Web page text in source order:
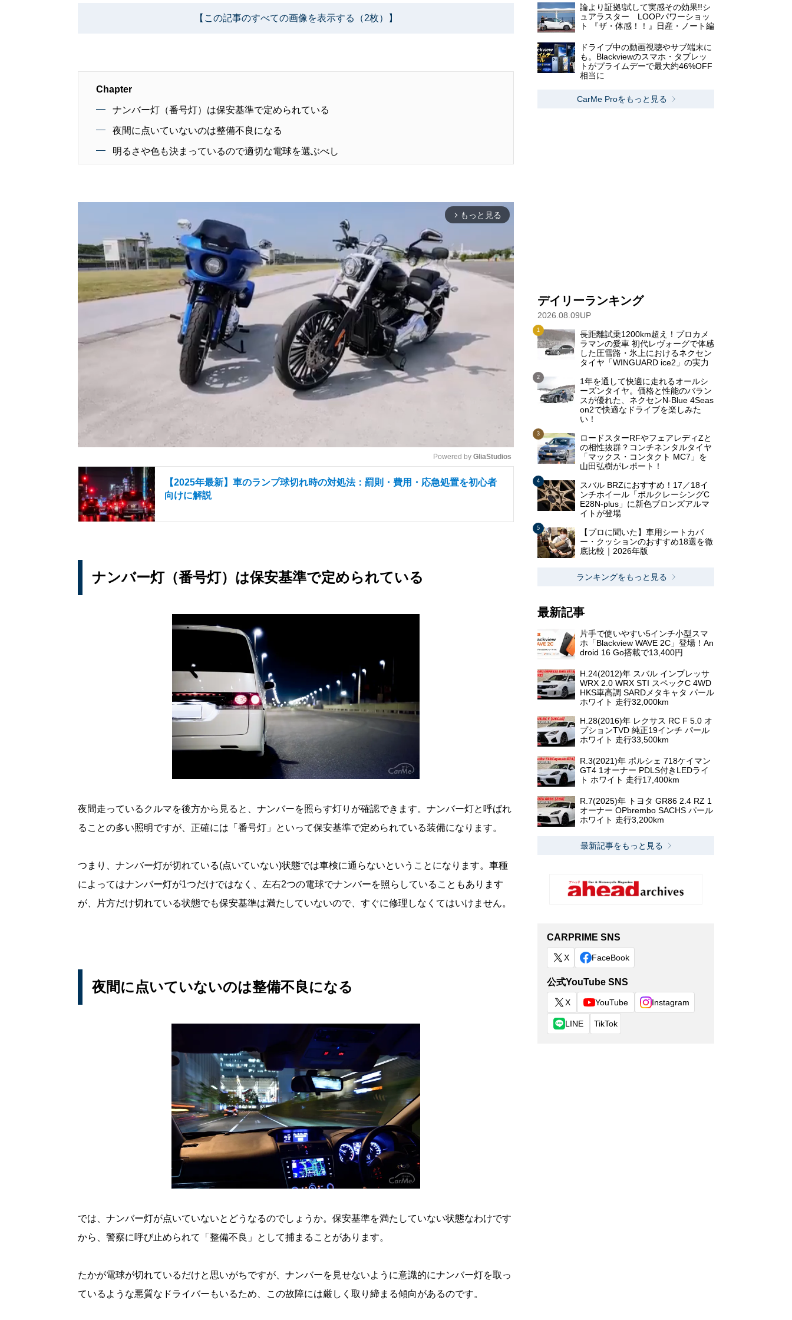
【この記事のすべての画像を表示する（2枚）】
Chapter
ナンバー灯（番号灯）は保安基準で定められている
夜間に点いていないのは整備不良になる
明るさや色も決まっているので適切な電球を選ぶべし
arrow_forward_ios もっと見る
t
Powered by GliaStudios
【2025年最新】車のランプ球切れ時の対処法：罰則・費用・応急処置を初心者
向けに解説
ナンバー灯（番号灯）は保安基準で定められている
夜間走っているクルマを後方から見ると、ナンバーを照らす灯りが確認できます。ナンバー灯と呼ばれ
ることの多い照明ですが、正確には「番号灯」といって保安基準で定められている装備になります。
つまり、ナンバー灯が切れている(点いていない)状態では車検に通らないということになります。車種
によってはナンバー灯が1つだけではなく、左右2つの電球でナンバーを照らしていることもあります
が、片方だけ切れている状態でも保安基準は満たしていないので、すぐに修理しなくてはいけません。
夜間に点いていないのは整備不良になる
では、ナンバー灯が点いていないとどうなるのでしょうか。保安基準を満たしていない状態なわけです
から、警察に呼び止められて「整備不良」として捕まることがあります。
たかが電球が切れているだけと思いがちですが、ナンバーを見せないように意識的にナンバー灯を取っ
ているような悪質なドライバーもいるため、この故障には厳しく取り締まる傾向があるのです。
論より証拠!試して実感その効果!!シ
ュアラスター LOOPパワーショッ
ト 『ザ・体感！！』日産・ノート編
ドライブ中の動画視聴やサブ端末に
も。Blackviewのスマホ・タブレッ
トがプライムデーで最大約46%OFF
相当に
CarMe Proをもっと見る
デイリーランキング
2026.08.09UP
長距離試乗1200km超え！プロカメ
ラマンの愛車 初代レヴォーグで体感
した圧雪路・氷上におけるネクセン
タイヤ「WINGUARD ice2」の実力
1年を通して快適に走れるオールシ
ーズンタイヤ。価格と性能のバラン
スが優れた、ネクセンN-Blue 4Seas
on2で快適なドライブを楽しみた
い！
ロードスターRFやフェアレディZと
の相性抜群？コンチネンタルタイヤ
「マックス・コンタクト MC7」を
山田弘樹がレポート！
スバル BRZにおすすめ！17／18イ
ンチホイール「ボルクレーシングC
E28N-plus」に新色ブロンズアルマ
イトが登場
【プロに聞いた】車用シートカバ
ー・クッションのおすすめ18選を徹
底比較｜2026年版
ランキングをもっと見る
最新記事
片手で使いやすい5インチ小型スマ
ホ「Blackview WAVE 2C」登場！An
droid 16 Go搭載で13,400円
H.24(2012)年 スバル インプレッサ
WRX 2.0 WRX STI スペックC 4WD
HKS車高調 SARDメタキャタ パール
ホワイト 走行32,000km
H.28(2016)年 レクサス RC F 5.0 オ
プションTVD 純正19インチ パール
ホワイト 走行33,500km
R.3(2021)年 ポルシェ 718ケイマン
GT4 1オーナー PDLS付きLEDライ
ト ホワイト 走行17,400km
R.7(2025)年 トヨタ GR86 2.4 RZ 1
オーナー OPbrembo SACHS パール
ホワイト 走行3,200km
最新記事をもっと見る
CARPRIME SNS
X FaceBook
公式YouTube SNS
X YouTube Instagram
LINE TikTok